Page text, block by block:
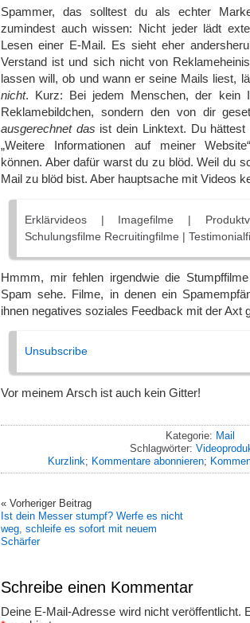
Spammer, das solltest du als echter
zumindest auch wissen: Nicht jeder lädt
Lesen einer E-Mail. Es sieht eher
Verstand ist und sich nicht von
lassen will, ob und wann er seine Mails liest,
nicht. Kurz: Bei jedem Menschen, der kein
Reklamebildchen, sondern den von dir
ausgerechnet das ist dein Linktext. Du
„Weitere Informationen auf meiner
können. Aber dafür warst du zu blöd. Weil du
Mail zu blöd bist. Aber hauptsache mit Videos
Erklärvideos | Imagefilme |
Schulungsfilme Recruitingfilme |
Hmmm, mir fehlen irgendwie die
Spam sehe. Filme, in denen ein
ihnen negatives soziales Feedback mit der Axt
Unsubscribe
Vor meinem Arsch ist auch kein Gitter!
Kategorie: Mail
Schlagwörter:
Kurzlink; Kommentare abonnieren;
« Vorheriger Beitrag
Ist dein Messer stumpf? Werfe es nicht
weg, schleife es sofort mit neuem
Schärfer
Schreibe einen Kommentar
Deine E-Mail-Adresse wird nicht veröffentlicht.